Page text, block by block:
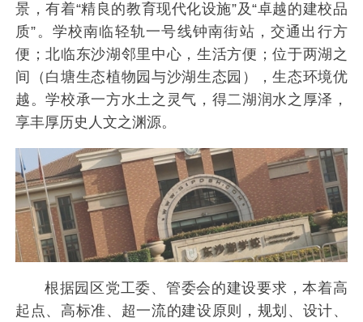
景，有着“精良的教育现代化设施”及“卓越的建校品
质”。学校南临轻轨一号线钟南街站，交通出行方
便；北临东沙湖邻里中心，生活方便；位于两湖之
间（白塘生态植物园与沙湖生态园），生态环境优
越。学校承一方水土之灵气，得二湖润水之厚泽，
享丰厚历史人文之渊源。
根据园区党工委、管委会的建设要求，本着高
起点、高标准、超一流的建设原则，规划、设计、